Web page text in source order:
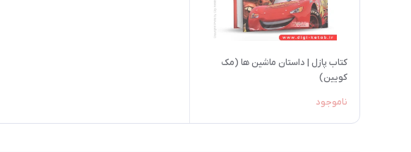
کتاب پازل | داستان ماشین ها (مک
کویین)
ناموجود